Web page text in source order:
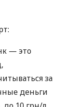
— это
за
деньги